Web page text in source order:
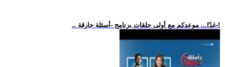
.. غدًا... موعدكم مع أولى حلقات برنامج -أسئلة حارقة-!